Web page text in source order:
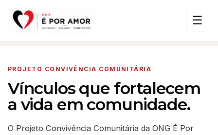
☰
PROJETO CONVIVÊNCIA COMUNITÁRIA
Vínculos que fortalecem
a vida em comunidade.
O Projeto Convivência Comunitária da ONG É Por